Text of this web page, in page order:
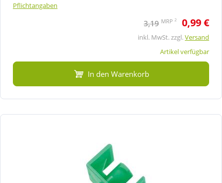
Pflichtangaben
3,19 MRP 2 0,99 €
inkl. MwSt. zzgl.Versand
Artikel verfügbar
In den Warenkorb